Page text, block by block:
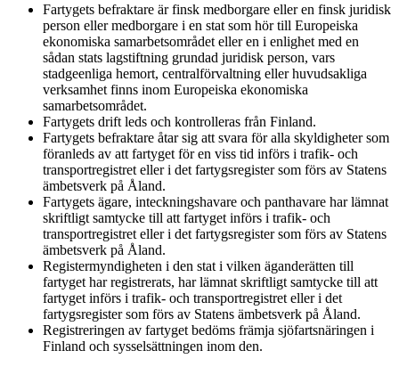
Fartygets befraktare är finsk medborgare eller en finsk juridisk
person eller medborgare i en stat som hör till Europeiska
ekonomiska samarbetsområdet eller en i enlighet med en
sådan stats lagstiftning grundad juridisk person, vars
stadgeenliga hemort, centralförvaltning eller huvudsakliga
verksamhet finns inom Europeiska ekonomiska
samarbetsområdet.
Fartygets drift leds och kontrolleras från Finland.
Fartygets befraktare åtar sig att svara för alla skyldigheter som
föranleds av att fartyget för en viss tid införs i trafik- och
transportregistret eller i det fartygsregister som förs av Statens
ämbetsverk på Åland.
Fartygets ägare, inteckningshavare och panthavare har lämnat
skriftligt samtycke till att fartyget införs i trafik- och
transportregistret eller i det fartygsregister som förs av Statens
ämbetsverk på Åland.
Registermyndigheten i den stat i vilken äganderätten till
fartyget har registrerats, har lämnat skriftligt samtycke till att
fartyget införs i trafik- och transportregistret eller i det
fartygsregister som förs av Statens ämbetsverk på Åland.
Registreringen av fartyget bedöms främja sjöfartsnäringen i
Finland och sysselsättningen inom den.